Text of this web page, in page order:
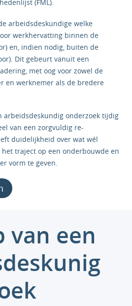
(FML).
arbeidsdeskundige welke
werkhervatting binnen de
en, indien nodig, buiten de
Dit gebeurt vanuit een
met oog voor zowel de
en werknemer als de bredere
arbeidsdeskundig onderzoek tijdig
van een zorgvuldig re-
duidelijkheid over wat wél
traject op een onderbouwde en
vorm te geven.
van een